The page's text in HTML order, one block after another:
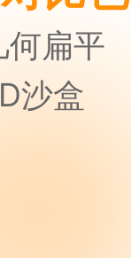
何扁平
沙盒